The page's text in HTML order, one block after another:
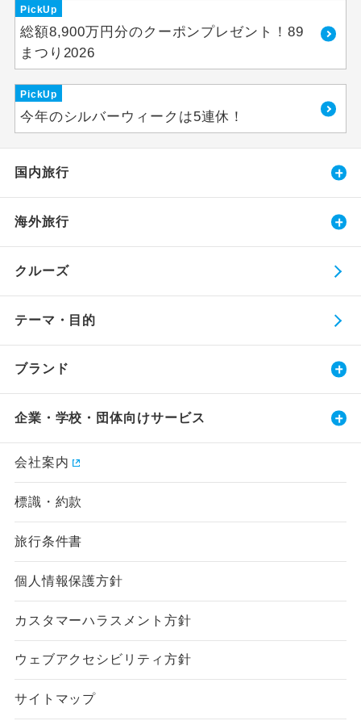
PickUp
総額8,900万円分のクーポンプレゼント！89
まつり2026
PickUp
今年のシルバーウィークは5連休！
国内旅行
海外旅行
クルーズ
テーマ・目的
ブランド
企業・学校・団体向けサービス
会社案内
標識・約款
旅行条件書
個人情報保護方針
カスタマーハラスメント方針
ウェブアクセシビリティ方針
サイトマップ